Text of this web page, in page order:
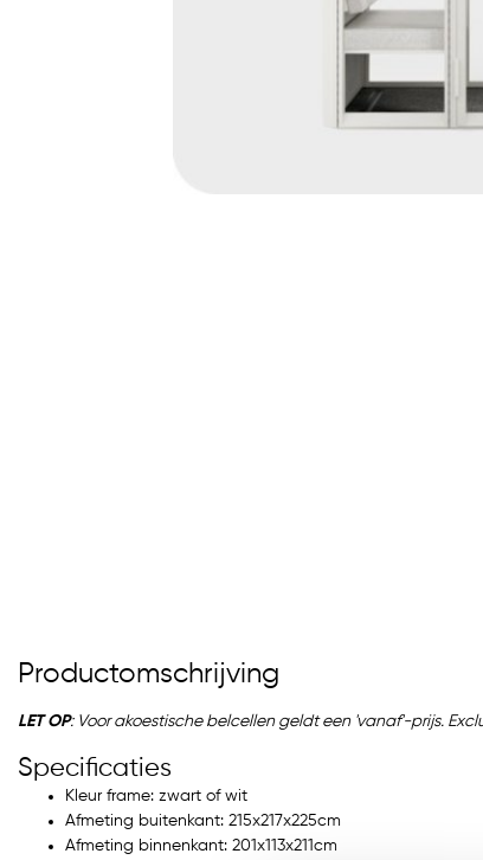
Productomschrijving
LET OP: Voor akoestische belcellen geldt een 'vanaf'-prijs.
Specificaties
Kleur frame: zwart of wit
Afmeting buitenkant: 215x217x225cm
Afmeting binnenkant: 201x113x211cm
9.700,00 Excl. btw EUR 17.899,00 Excl.